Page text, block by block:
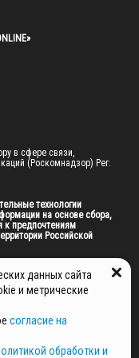
в сфере связи,
(Роскомнадзор) Рег.
технологии
на основе сбора,
к предпочтениям
Российской
ГАУ МО "ЦИФРОВЫЕ
ДАННЫХ
данных сайта
и метрические
согласие на
обработки и